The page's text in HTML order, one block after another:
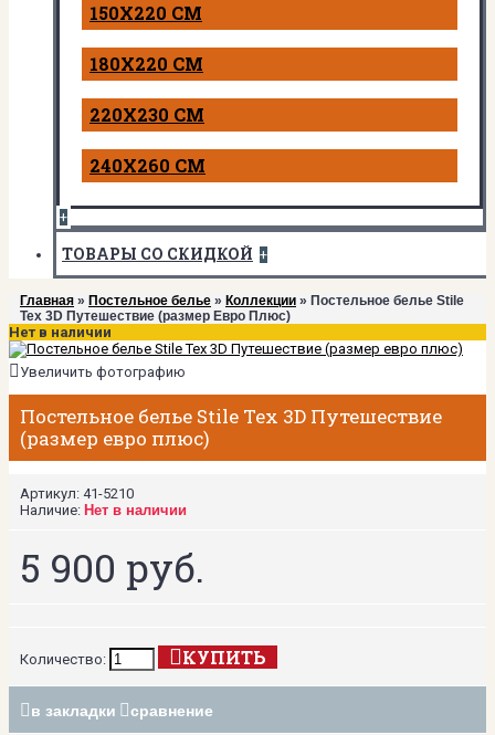
150Х220 СМ
180Х220 СМ
220Х230 СМ
240Х260 СМ
+
ТОВАРЫ СО СКИДКОЙ +
Главная » Постельное белье » Коллекции » Постельное белье Stile
Tex 3D Путешествие (размер Евро Плюс)
Нет в наличии
Увеличить фотографию
Постельное белье Stile Tex 3D Путешествие
(размер евро плюс)
Артикул: 41-5210
Наличие: Нет в наличии
5 900 руб.
Количество: КУПИТЬ
в закладки сравнение